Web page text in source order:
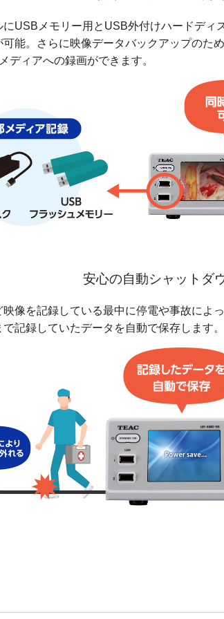
にUSBメモリー用とUSB外付けハードディ
可能。さらに映像データバックアップのた
ディアへの録画ができます。
安心の自動シャットダ
像を記録している最中に停電や事故によ
記録していたデータを自動で保存します。